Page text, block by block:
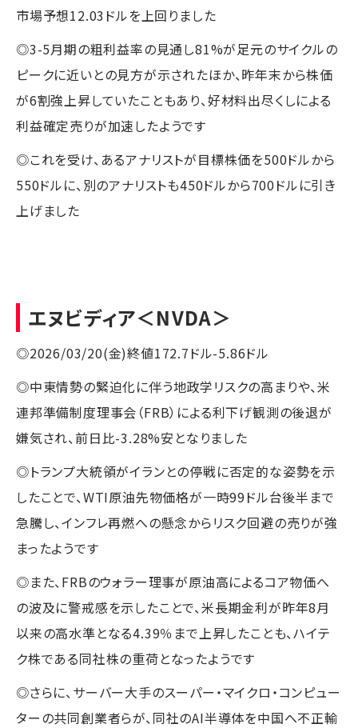
市場予想12.03ドルを上回りました
◎3-5月期の粗利益率の見通し81%が足元のサイクルの
ピークに近いとの見方が示されたほか、昨年末から株価
が6割強上昇していたこともあり、好材料出尽くしによる
利益確定売りが加速したようです
◎これを受け、あるアナリストが目標株価を500ドルから
550ドルに、別のアナリストも450ドルから700ドルに引き
上げました
エヌビディア＜NVDA＞
◎2026/03/20(金)終値172.7ドル-5.86ドル
◎中東情勢の緊迫化に伴う地政学リスクの高まりや、米
連邦準備制度理事会（FRB）による利下げ観測の後退が
嫌気され、前日比-3.28%安となりました
◎トランプ大統領がイランとの停戦に否定的な姿勢を示
したことで、WTI原油先物価格が一時99ドル台後半まで
急騰し、インフレ再燃への懸念からリスク回避の売りが強
まったようです
◎また、FRBのウォラー理事が原油高によるコア物価へ
の波及に警戒感を示したことで、米長期金利が昨年8月
以来の高水準となる4.39％まで上昇したことも、ハイテ
ク株である同社株の重荷となったようです
◎さらに、サーバー大手のスーパー・マイクロ・コンピュー
ターの共同創業者らが、同社のAI半導体を中国へ不正輸